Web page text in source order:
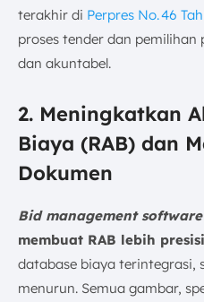
terakhir di Perpres No. 46
proses tender dan
dan akuntabel.
2. Meningkatkan
Biaya (RAB) dan
Dokumen
Bid management software
membuat RAB lebih presisi
database biaya terintegrasi,
menurun. Semua gambar,